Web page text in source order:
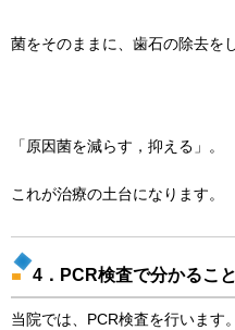
菌をそのままに、歯石の除去を
「原因菌を減らす，抑える」。
これが治療の土台になります。
4．PCR検査で分かること
当院では、PCR検査を行います。